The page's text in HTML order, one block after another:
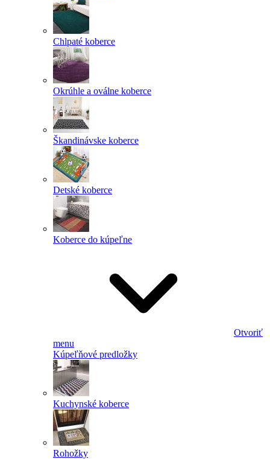
Chlpaté koberce
Okrúhle a oválne koberce
Škandinávske koberce
Detské koberce
Koberce do kúpeľne
Otvoriť
menu
Kúpeľňové predložky
Kuchynské koberce
Rohožky